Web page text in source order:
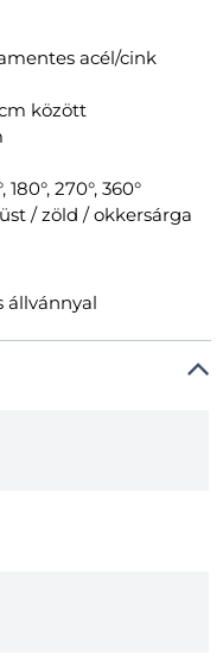
acél/cink
között
270°, 360°
/ zöld / okkersárga
állvánnyal